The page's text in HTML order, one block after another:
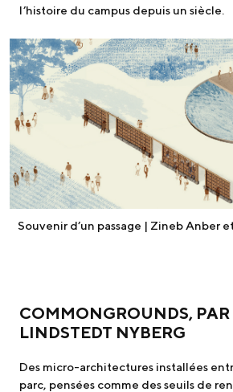
l’histoire du campus depuis un siècle.
Souvenir d’un passage | Zineb Anber
COMMONGROUNDS, PAR
LINDSTEDT NYBERG
Des micro-architectures installées
parc, pensées comme des seuils de